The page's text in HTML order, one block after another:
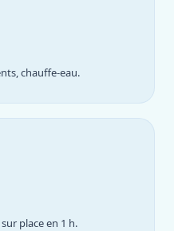
chauffe-eau.
place en 1 h.